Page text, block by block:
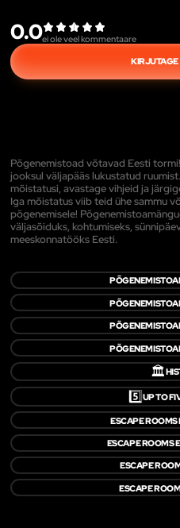
0.0ei ole veel kommentaare
Põgenemistoad võtavad Eesti
jooksul väljapääs lukustatud
mõistatusi, avastage vihjeid ja
Iga mõistatus viib teid ühe sammu
põgenemisele!
väljasõiduks, kohtumiseks,
meeskonnatööks Eesti.
🏛️
5️⃣UP TO
ESCAPE ROOMS
ESCAPE ROOMS
ESCAPE
ESCAPE